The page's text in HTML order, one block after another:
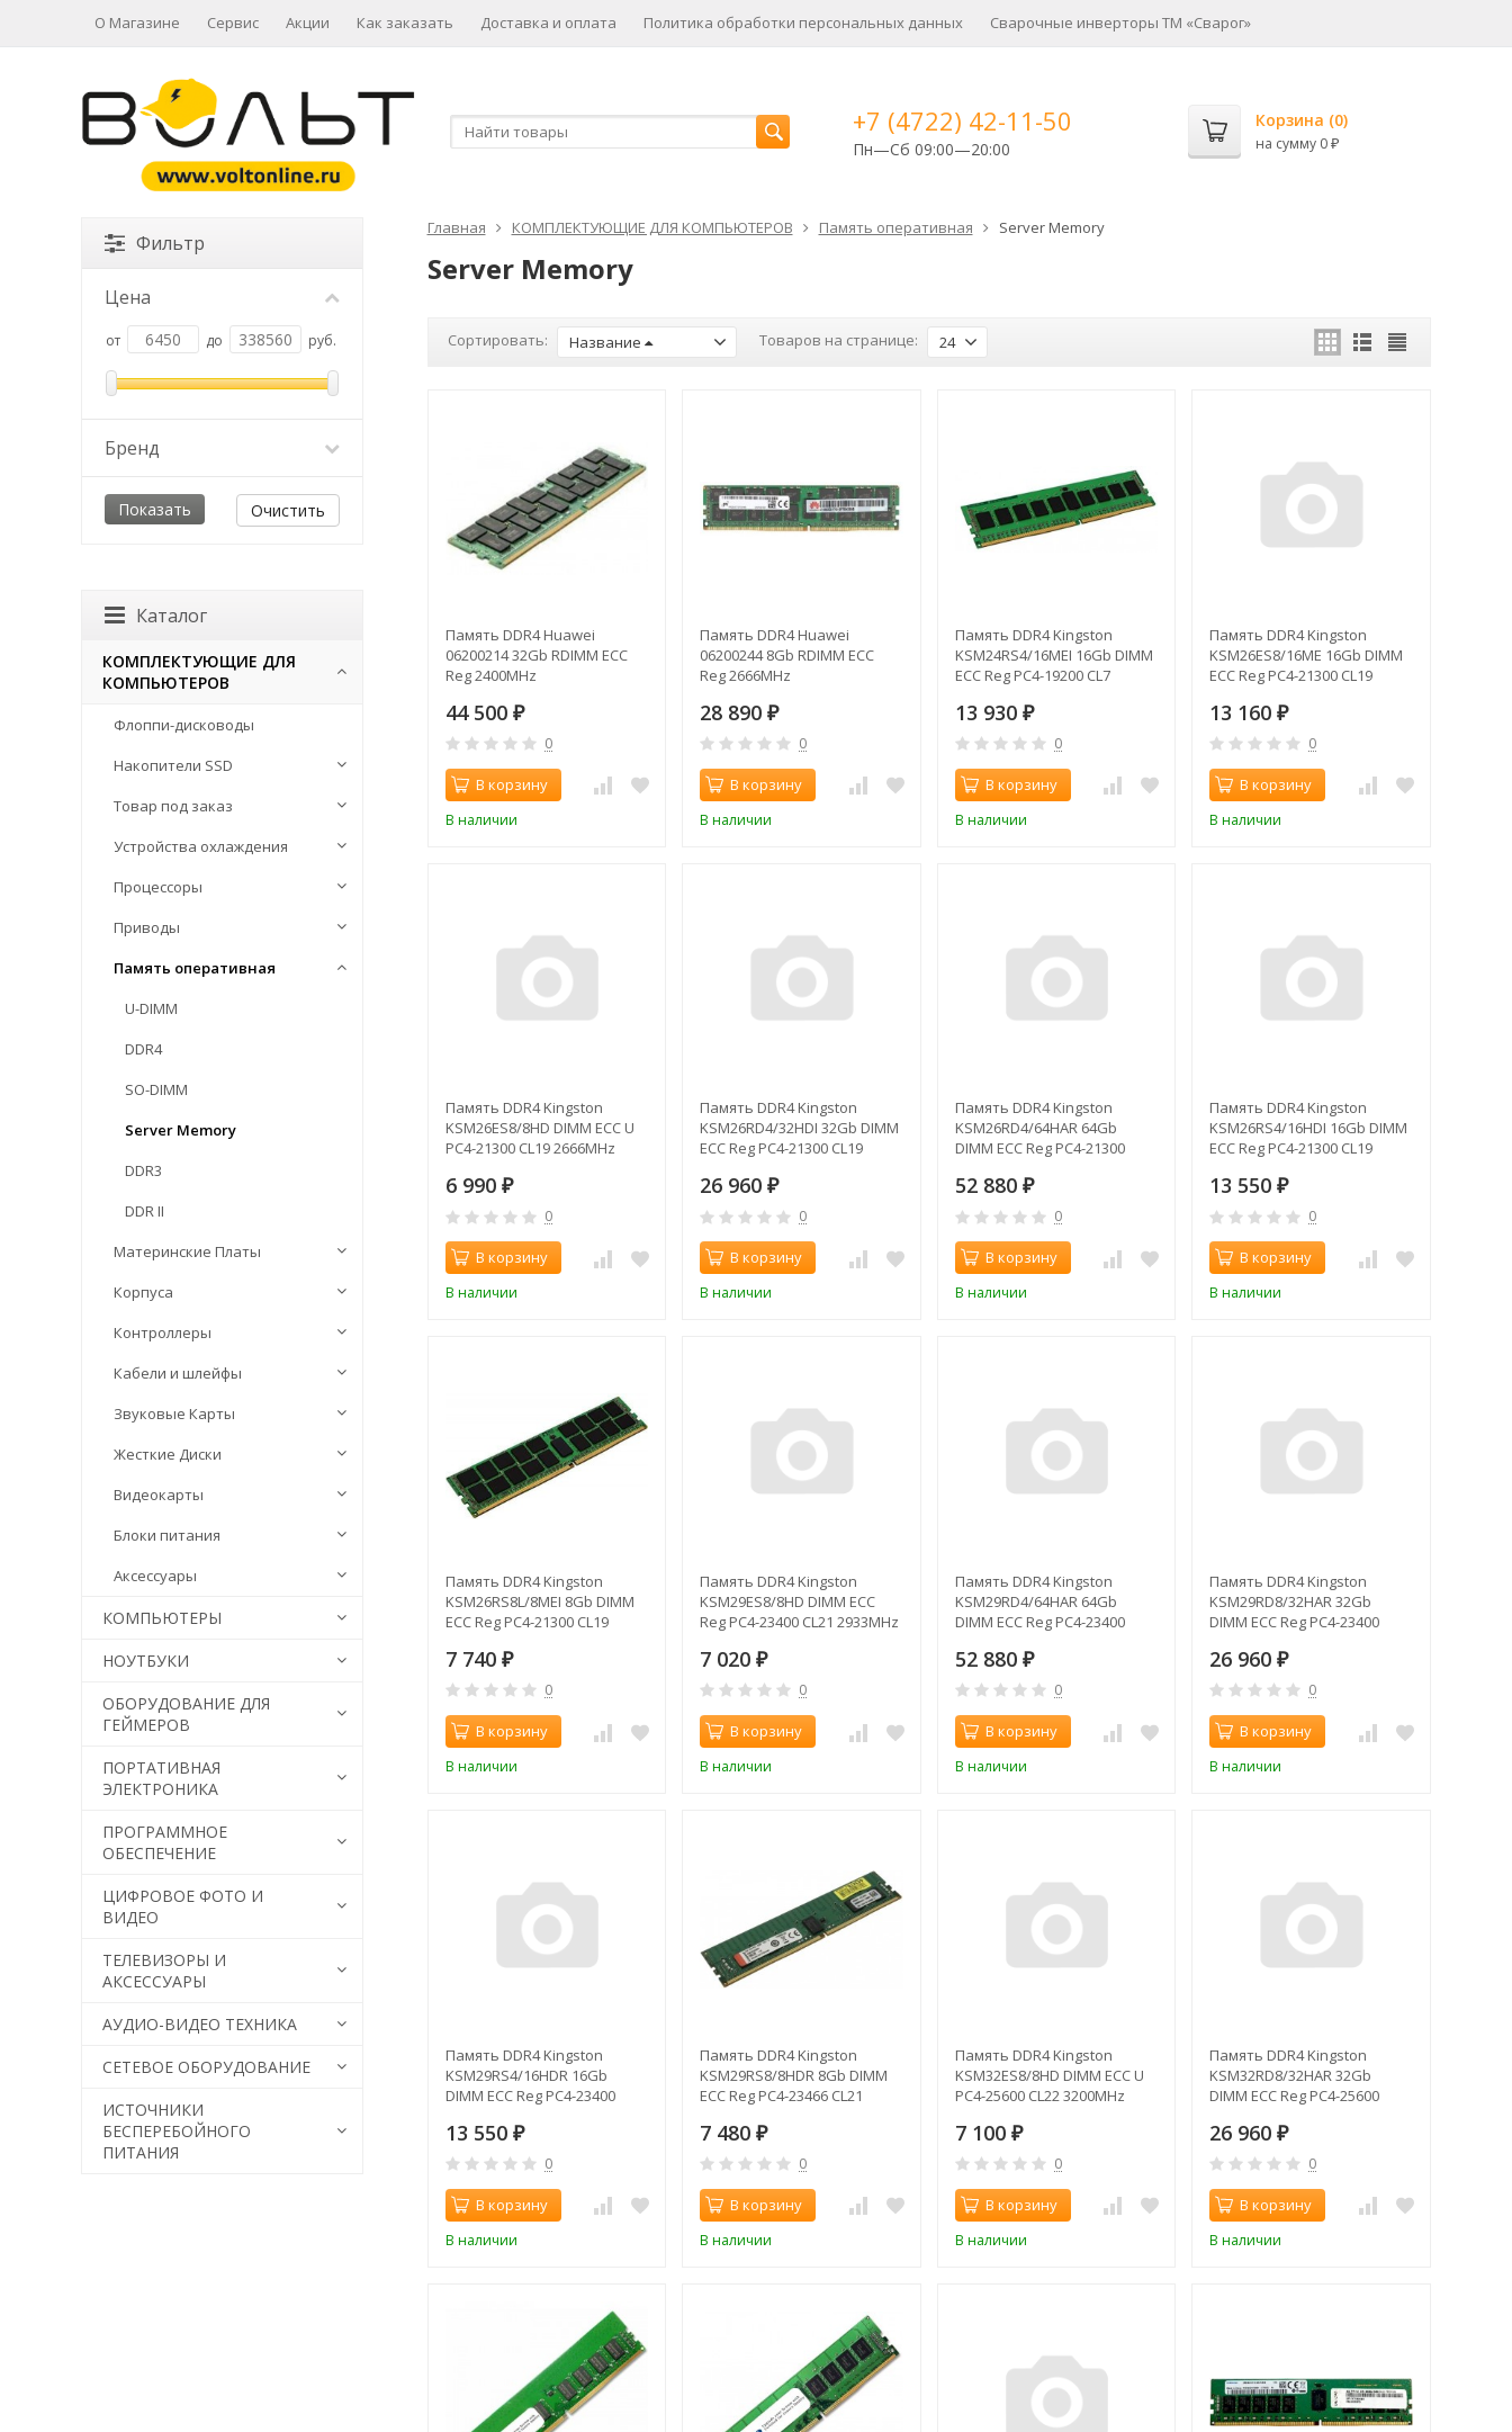
О Магазине Сервис Акции Как заказать Доставка и оплата Политика обработки персональных данных Сварочные инверторы ТМ «Сварог»
+7 (4722) 42-11-50
Пн—Сб 09:00—20:00
Корзина (0)
на сумму 0 ₽
Главная КОМПЛЕКТУЮЩИЕ ДЛЯ КОМПЬЮТЕРОВ Память оперативная Server Memory
Server Memory
Сортировать: Название Товаров на странице: 24
Память DDR4 Huawei
06200214 32Gb RDIMM ECC
Reg 2400MHz
44 500 ₽
0
В корзину
В наличии
Память DDR4 Huawei
06200244 8Gb RDIMM ECC
Reg 2666MHz
28 890₽
0
В корзину
В наличии
Память DDR4 Kingston
KSM24RS4/16MEI 16Gb DIMM
ECC Reg PC4-19200 CL7
13 930 ₽
0
В корзину
В наличии
Память DDR4 Kingston
KSM26ES8/16ME 16Gb DIMM
ECC Reg PC4-21300 CL19
13 160₽
0
В корзину
В наличии
Память DDR4 Kingston
KSM26ES8/8HD DIMM ECC U
PC4-21300 CL19 2666MHz
6 990 ₽
0
В корзину
В наличии
Память DDR4 Kingston
KSM26RD4/32HDI 32Gb DIMM
ECC Reg PC4-21300 CL19
26 960₽
0
В корзину
В наличии
Память DDR4 Kingston
KSM26RD4/64HAR 64Gb
DIMM ECC Reg PC4-21300
52 880 ₽
0
В корзину
В наличии
Память DDR4 Kingston
KSM26RS4/16HDI 16Gb DIMM
ECC Reg PC4-21300 CL19
13 550₽
0
В корзину
В наличии
Память DDR4 Kingston
KSM26RS8L/8MEI 8Gb DIMM
ECC Reg PC4-21300 CL19
7 740 ₽
0
В корзину
В наличии
Память DDR4 Kingston
KSM29ES8/8HD DIMM ECC
Reg PC4-23400 CL21 2933MHz
7 020₽
0
В корзину
В наличии
Память DDR4 Kingston
KSM29RD4/64HAR 64Gb
DIMM ECC Reg PC4-23400
52 880 ₽
0
В корзину
В наличии
Память DDR4 Kingston
KSM29RD8/32HAR 32Gb
DIMM ECC Reg PC4-23400
26 960₽
0
В корзину
В наличии
Память DDR4 Kingston
KSM29RS4/16HDR 16Gb
DIMM ECC Reg PC4-23400
13 550 ₽
0
В корзину
В наличии
Память DDR4 Kingston
KSM29RS8/8HDR 8Gb DIMM
ECC Reg PC4-23466 CL21
7 480₽
0
В корзину
В наличии
Память DDR4 Kingston
KSM32ES8/8HD DIMM ECC U
PC4-25600 CL22 3200MHz
7 100 ₽
0
В корзину
В наличии
Память DDR4 Kingston
KSM32RD8/32HAR 32Gb
DIMM ECC Reg PC4-25600
26 960₽
0
В корзину
В наличии
Фильтр
Цена
от до руб.
Бренд
Очистить
Каталог
КОМПЛЕКТУЮЩИЕ ДЛЯ
КОМПЬЮТЕРОВ
Флоппи-дисководы
Накопители SSD
Товар под заказ
Устройства охлаждения
Процессоры
Приводы
Память оперативная
U-DIMM
DDR4
SO-DIMM
Server Memory
DDR3
DDR II
Материнские Платы
Корпуса
Контроллеры
Кабели и шлейфы
Звуковые Карты
Жесткие Диски
Видеокарты
Блоки питания
Аксессуары
КОМПЬЮТЕРЫ
НОУТБУКИ
ОБОРУДОВАНИЕ ДЛЯ
ГЕЙМЕРОВ
ПОРТАТИВНАЯ
ЭЛЕКТРОНИКА
ПРОГРАММНОЕ
ОБЕСПЕЧЕНИЕ
ЦИФРОВОЕ ФОТО И
ВИДЕО
ТЕЛЕВИЗОРЫ И
АКСЕССУАРЫ
АУДИО-ВИДЕО ТЕХНИКА
СЕТЕВОЕ ОБОРУДОВАНИЕ
ИСТОЧНИКИ
БЕСПЕРЕБОЙНОГО
ПИТАНИЯ